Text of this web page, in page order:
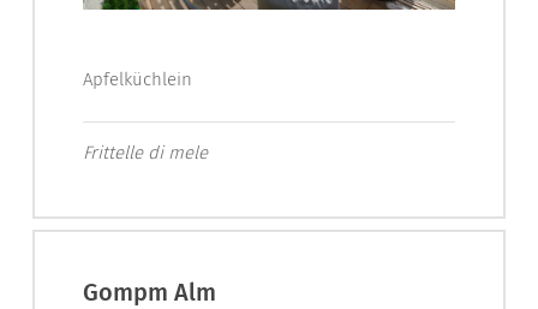
Apfelküchlein
Frittelle di mele
Gompm Alm